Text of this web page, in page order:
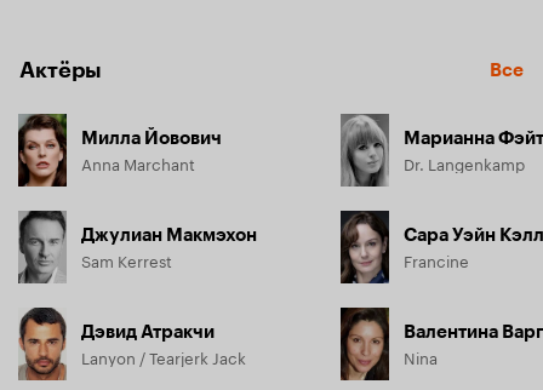
Актёры Все
Милла Йовович
Anna Marchant
Джулиан Макмэхон
Sam Kerrest
Дэвид Атракчи
Lanyon / Tearjerk Jack
Марианна
Dr. Langenkamp
Сара Уэйн
Francine
Валентина
Nina